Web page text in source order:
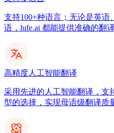
支持100+种语言；无论是英
语，lufe.ai 都能提供准确的翻
高精度人工智能翻译
采用先进的人工智能翻译，支
型的选择，实现母语级翻译质